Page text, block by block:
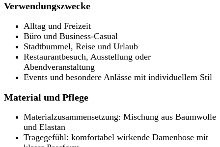
Verwendungszwecke
Alltag und Freizeit
Büro und Business-Casual
Stadtbummel, Reise und Urlaub
Restaurantbesuch, Ausstellung oder
Abendveranstaltung
Events und besondere Anlässe mit individuellem Stil
Material und Pflege
Materialzusammensetzung: Mischung aus Baumwolle
und Elastan
Tragegefühl: komfortabel wirkende Damenhose mit